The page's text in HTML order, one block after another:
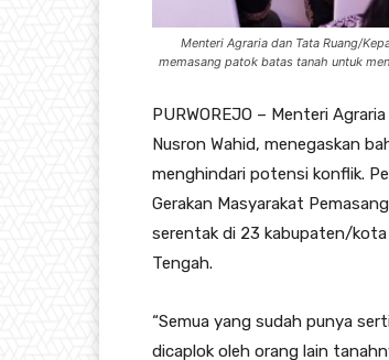
Menteri Agraria dan Tata Ruang/
memasang patok batas tanah untuk
PURWOREJO – Menteri
Nusron Wahid, menegaskan
menghindari potensi konflik.
Gerakan Masyarakat
serentak di 23 kabupaten/
Tengah.
“Semua yang sudah punya
dicaplok oleh orang lain